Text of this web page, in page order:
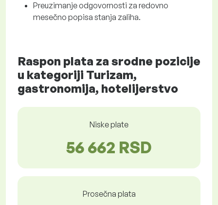
Preuzimanje odgovornosti za redovno
mesečno popisa stanja zaliha.
Raspon plata za srodne pozicije
u kategoriji Turizam,
gastronomija, hotelijerstvo
Niske plate
56 662 RSD
Prosečna plata